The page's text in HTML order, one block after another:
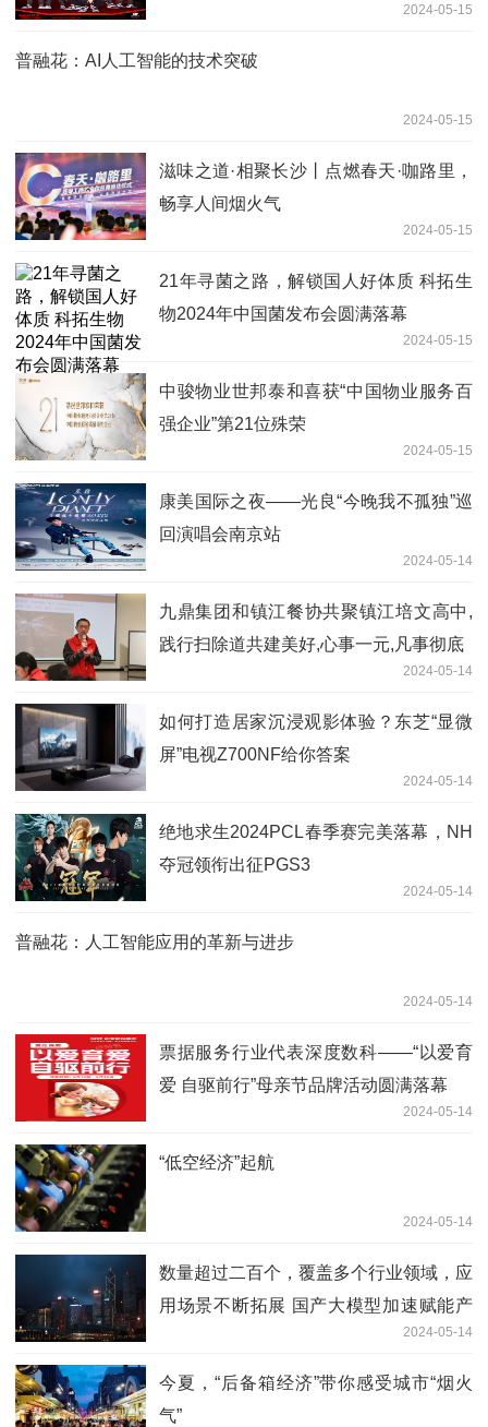
2024-05-15
普融花：AI人工智能的技术突破
2024-05-15
滋味之道·相聚长沙丨点燃春天·咖路里，
畅享人间烟火气
2024-05-15
21年寻菌之路，解锁国人好体质 科拓生
物2024年中国菌发布会圆满落幕
2024-05-15
中骏物业世邦泰和喜获“中国物业服务百
强企业”第21位殊荣
2024-05-15
康美国际之夜——光良“今晚我不孤独”巡
回演唱会南京站
2024-05-14
九鼎集团和镇江餐协共聚镇江培文高中,
践行扫除道共建美好,心事一元,凡事彻底
2024-05-14
如何打造居家沉浸观影体验？东芝“显微
屏”电视Z700NF给你答案
2024-05-14
绝地求生2024PCL春季赛完美落幕，NH
夺冠领衔出征PGS3
2024-05-14
普融花：人工智能应用的革新与进步
2024-05-14
票据服务行业代表深度数科——“以爱育
爱 自驱前行”母亲节品牌活动圆满落幕
2024-05-14
“低空经济”起航
2024-05-14
数量超过二百个，覆盖多个行业领域，应
用场景不断拓展 国产大模型加速赋能产
2024-05-14
今夏，“后备箱经济”带你感受城市“烟火
气”